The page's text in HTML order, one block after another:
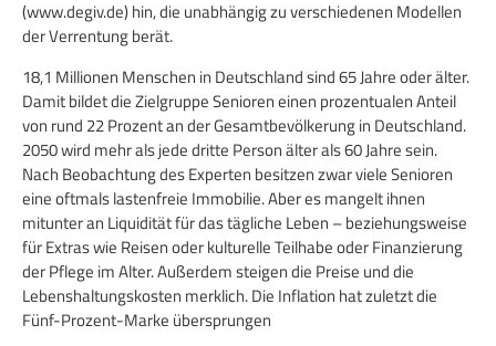
(www.degiv.de) hin, die unabhängig zu verschiedenen Modellen
der Verrentung berät.
18,1 Millionen Menschen in Deutschland sind 65 Jahre oder älter.
Damit bildet die Zielgruppe Senioren einen prozentualen Anteil
von rund 22 Prozent an der Gesamtbevölkerung in Deutschland.
2050 wird mehr als jede dritte Person älter als 60 Jahre sein.
Nach Beobachtung des Experten besitzen zwar viele Senioren
eine oftmals lastenfreie Immobilie. Aber es mangelt ihnen
mitunter an Liquidität für das tägliche Leben – beziehungsweise
für Extras wie Reisen oder kulturelle Teilhabe oder Finanzierung
der Pflege im Alter. Außerdem steigen die Preise und die
Lebenshaltungskosten merklich. Die Inflation hat zuletzt die
Fünf-Prozent-Marke übersprungen